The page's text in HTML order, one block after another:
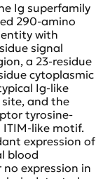
Ig superfamily
290-amino
with
signal
a 23-residue
cytoplasmic
Ig-like
and the
tyrosine-
ITIM-like motif.
expression of
blood
expression in